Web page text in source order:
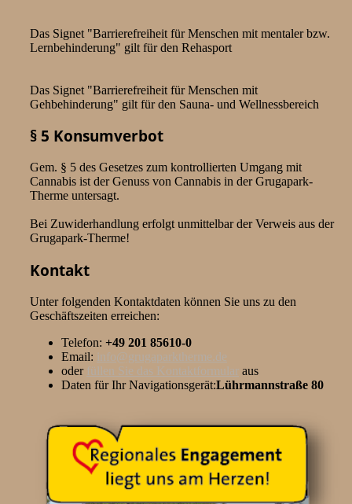
Das Signet "Barrierefreiheit für Menschen mit mentaler bzw.
Lernbehinderung" gilt für den Rehasport
Das Signet "Barrierefreiheit für Menschen mit
Gehbehinderung" gilt für den Sauna- und Wellnessbereich
§ 5 Konsumverbot
Gem. § 5 des Gesetzes zum kontrollierten Umgang mit
Cannabis ist der Genuss von Cannabis in der Grugapark-
Therme untersagt.
Bei Zuwiderhandlung erfolgt unmittelbar der Verweis aus der
Grugapark-Therme!
Kontakt
Unter folgenden Kontaktdaten können Sie uns zu den
Geschäftszeiten erreichen:
Telefon: +49 201 85610-0
Email: info@grugaparktherme.de
oder füllen Sie das Kontaktformular aus
Daten für Ihr Navigationsgerät:Lührmannstraße 80